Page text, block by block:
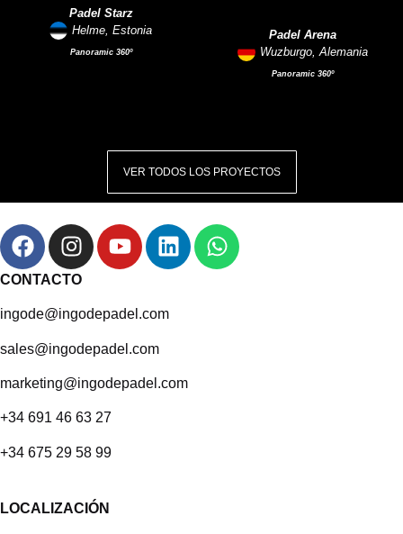
Padel Starz
Helme, Estonia
Panoramic 360º
Padel Arena
Wuzburgo, Alemania
Panoramic 360º
VER TODOS LOS PROYECTOS
CONTACTO
ingode@ingodepadel.com
sales@ingodepadel.com
marketing@ingodepadel.com
+34 691 46 63 27
+34 675 29 58 99
LOCALIZACIÓN